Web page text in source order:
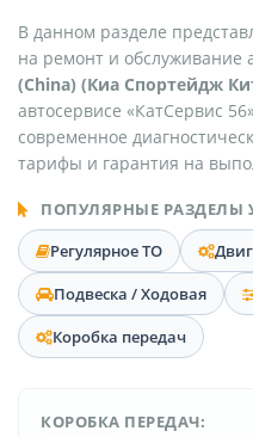
В данном разделе
на ремонт и обслуживание
(China) (Киа Спортейдж
автосервисе «КатСервис
современное
тарифы и гарантия на
ПОПУЛЯРНЫЕ РАЗДЕЛЫ
Регулярное ТО
Подвеска / Ходовая
Коробка передач
КОРОБКА ПЕРЕДАЧ: